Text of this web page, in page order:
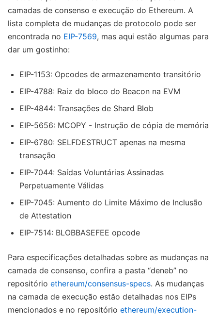
camadas de consenso e execução do Ethereum. A
lista completa de mudanças de protocolo pode ser
encontrada no EIP-7569, mas aqui estão algumas para
dar um gostinho:
EIP-1153: Opcodes de armazenamento transitório
EIP-4788: Raiz do bloco do Beacon na EVM
EIP-4844: Transações de Shard Blob
EIP-5656: MCOPY - Instrução de cópia de memória
EIP-6780: SELFDESTRUCT apenas na mesma
transação
EIP-7044: Saídas Voluntárias Assinadas
Perpetuamente Válidas
EIP-7045: Aumento do Limite Máximo de Inclusão
de Attestation
EIP-7514: BLOBBASEFEE opcode
Para especificações detalhadas sobre as mudanças na
camada de consenso, confira a pasta “deneb” no
repositório ethereum/consensus-specs. As mudanças
na camada de execução estão detalhadas nos EIPs
mencionados e no repositório ethereum/execution-